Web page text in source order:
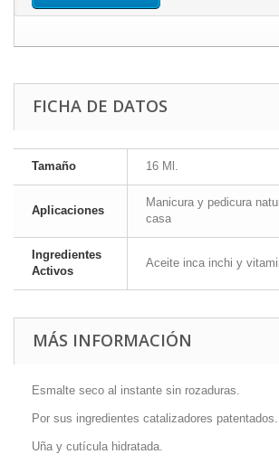
FICHA DE DATOS
Tamaño 16 Ml.
Aplicaciones
Manicura y pedicura
casa
Ingredientes
Activos
Aceite inca inchi y
MÁS INFORMACIÓN
Esmalte seco al instante sin rozaduras.
Por sus ingredientes catalizadores patentados.
Uña y cutícula hidratada.